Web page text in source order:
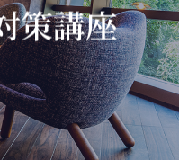
策講座